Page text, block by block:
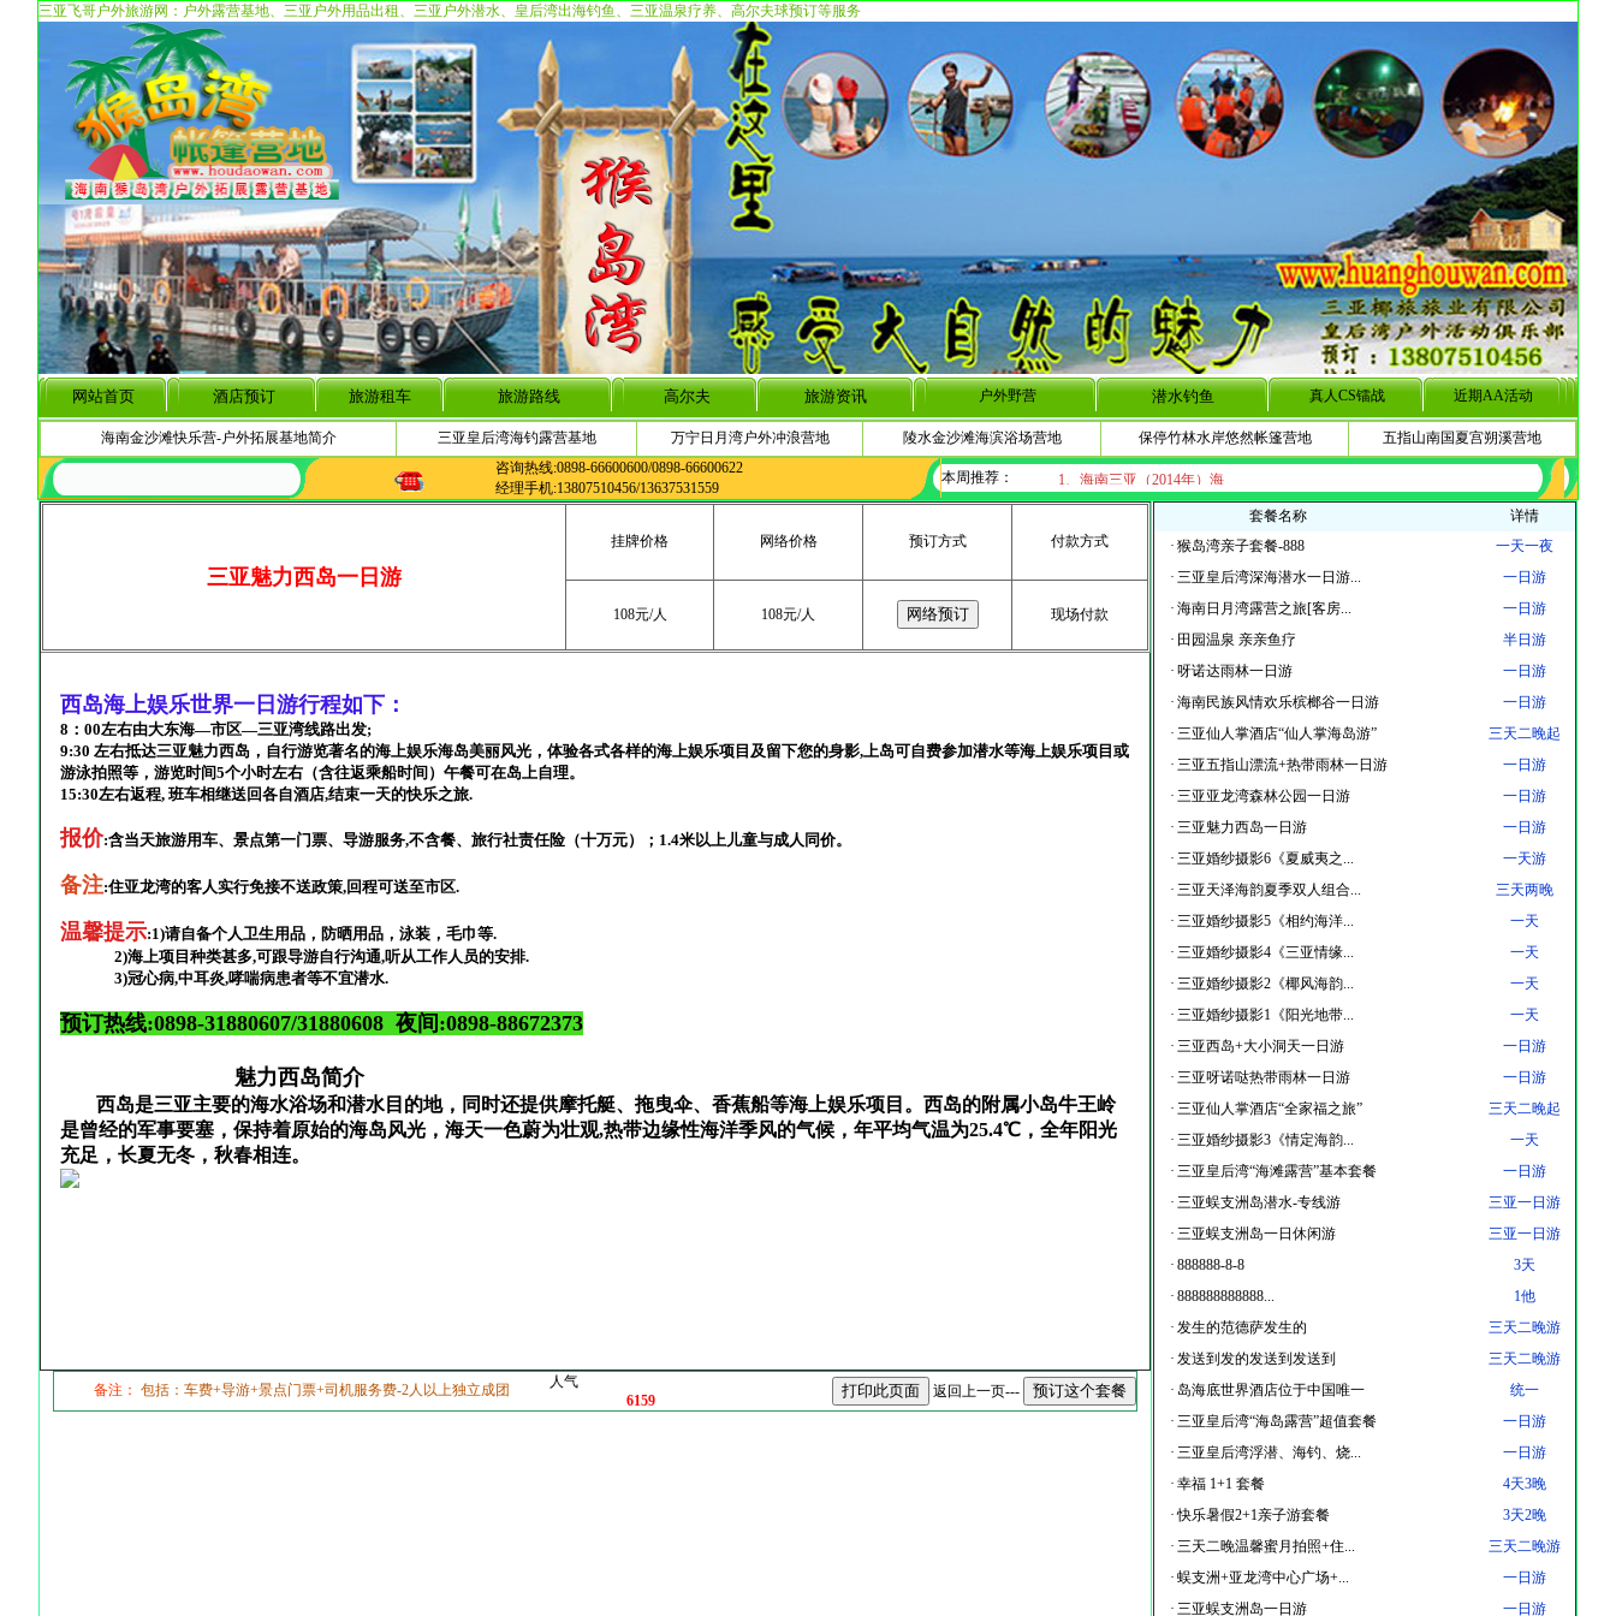
三亚飞哥户外旅游网：户外露营基地、三亚户外用品出租、三亚户外潜水、皇后湾出海钓鱼、三亚温泉疗养、高尔夫球预订等服务
网站首页 酒店预订 旅游租车 旅游路线 高尔夫 旅游资讯 户外野营 潜水钓鱼 真人CS镭战 近期AA活动
海南金沙滩快乐营-户外拓展基地简介 三亚皇后湾海钓露营基地 万宁日月湾户外冲浪营地 陵水金沙滩海滨浴场营地 保停竹林水岸悠然帐篷营地
五指山南国夏宫朔溪营地
咨询热线:0898-66600600/0898-66600622
本周推荐：
经理手机:13807510456/13637531559
三亚魅力西岛一日游
挂牌价格 网络价格 预订方式 付款方式
108元/人 108元/人 现场付款
西岛海上娱乐世界一日游行程如下：
8：00左右由大东海—市区—三亚湾线路出发;
9:30 左右抵达三亚魅力西岛，自行游览著名的海上娱乐海岛美丽风光，体验各式各样的海上娱乐项目及留下您的身影,上岛可自费参加潜水等海上娱乐项目或
游泳拍照等，游览时间5个小时左右（含往返乘船时间）午餐可在岛上自理。
15:30左右返程, 班车相继送回各自酒店,结束一天的快乐之旅.
报价:含当天旅游用车、景点第一门票、导游服务,不含餐、旅行社责任险（十万元）；1.4米以上儿童与成人同价。
备注:住亚龙湾的客人实行免接不送政策,回程可送至市区.
温馨提示:1)请自备个人卫生用品，防晒用品，泳装，毛巾等.
2)海上项目种类甚多,可跟导游自行沟通,听从工作人员的安排.
3)冠心病,中耳炎,哮喘病患者等不宜潜水.
预订热线:0898-31880607/31880608 夜间:0898-88672373
魅力西岛简介
西岛是三亚主要的海水浴场和潜水目的地，同时还提供摩托艇、拖曳伞、香蕉船等海上娱乐项目。西岛的附属小岛牛王岭
是曾经的军事要塞，保持着原始的海岛风光，海天一色蔚为壮观,热带边缘性海洋季风的气候，年平均气温为25.4℃，全年阳光
充足，长夏无冬，秋春相连。
备注： 包括：车费+导游+景点门票+司机服务费-2人以上独立成团
人气
6159
返回上一页---
套餐名称
详情
· 猴岛湾亲子套餐-888
一天一夜
· 三亚皇后湾深海潜水一日游...
一日游
· 海南日月湾露营之旅[客房...
一日游
· 田园温泉 亲亲鱼疗
半日游
· 呀诺达雨林一日游
一日游
· 海南民族风情欢乐槟榔谷一日游
一日游
· 三亚仙人掌酒店“仙人掌海岛游”
三天二晚起
· 三亚五指山漂流+热带雨林一日游
一日游
· 三亚亚龙湾森林公园一日游
一日游
· 三亚魅力西岛一日游
一日游
· 三亚婚纱摄影6《夏威夷之...
一天游
· 三亚天泽海韵夏季双人组合...
三天两晚
· 三亚婚纱摄影5《相约海洋...
一天
· 三亚婚纱摄影4《三亚情缘...
一天
· 三亚婚纱摄影2《椰风海韵...
一天
· 三亚婚纱摄影1《阳光地带...
一天
· 三亚西岛+大小洞天一日游
一日游
· 三亚呀诺哒热带雨林一日游
一日游
· 三亚仙人掌酒店“全家福之旅”
三天二晚起
· 三亚婚纱摄影3《情定海韵...
一天
· 三亚皇后湾“海滩露营”基本套餐
一日游
· 三亚蜈支洲岛潜水-专线游
三亚一日游
· 三亚蜈支洲岛一日休闲游
三亚一日游
· 888888-8-8
3天
· 888888888888...
1他
· 发生的范德萨发生的
三天二晚游
· 发送到发的发送到发送到
三天二晚游
· 岛海底世界酒店位于中国唯一
统一
· 三亚皇后湾“海岛露营”超值套餐
一日游
· 三亚皇后湾浮潜、海钓、烧...
一日游
· 幸福 1+1 套餐
4天3晚
·快乐暑假2+1亲子游套餐
3天2晚
· 三天二晚温馨蜜月拍照+住...
三天二晚游
· 蜈支洲+亚龙湾中心广场+...
一日游
· 三亚蜈支洲岛一日游 一日游